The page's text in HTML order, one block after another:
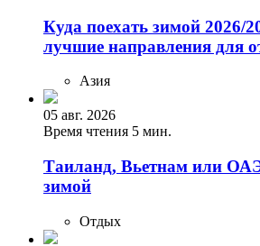
Куда поехать зимой 2026/
лучшие направления для
Азия
05 авг. 2026
Время чтения 5 мин.
Таиланд, Вьетнам или
зимой
Отдых